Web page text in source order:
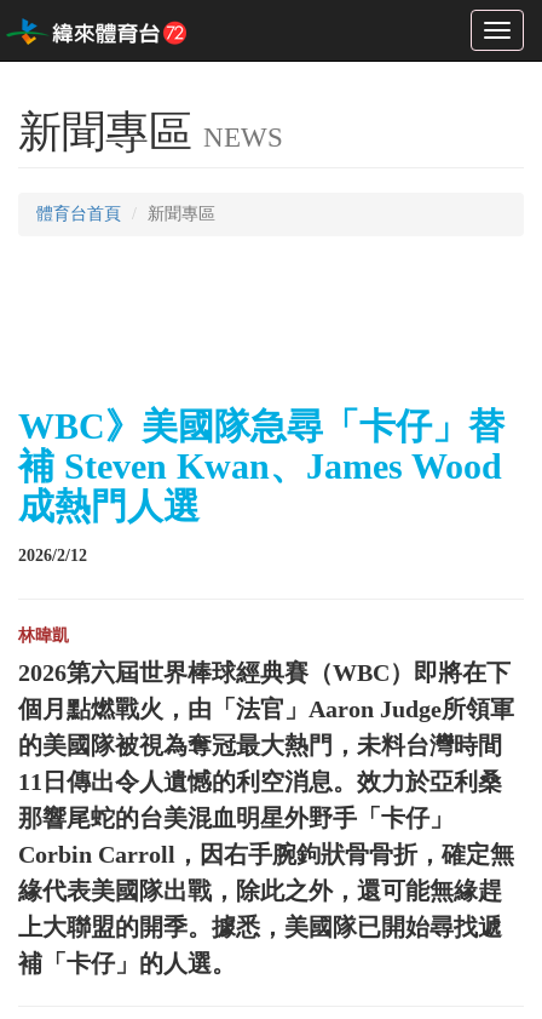
Toggle
新聞專區 NEWS
體育台首頁 新聞專區
WBC》美國隊急尋「卡仔」替
補 Steven Kwan、James Wood
成熱門人選
2026/2/12
林暐凱
2026第六屆世界棒球經典賽（WBC）即將在下
個月點燃戰火，由「法官」Aaron Judge所領軍
的美國隊被視為奪冠最大熱門，未料台灣時間
11日傳出令人遺憾的利空消息。效力於亞利桑
那響尾蛇的台美混血明星外野手「卡仔」
Corbin Carroll，因右手腕鉤狀骨骨折，確定無
緣代表美國隊出戰，除此之外，還可能無緣趕
上大聯盟的開季。據悉，美國隊已開始尋找遞
補「卡仔」的人選。